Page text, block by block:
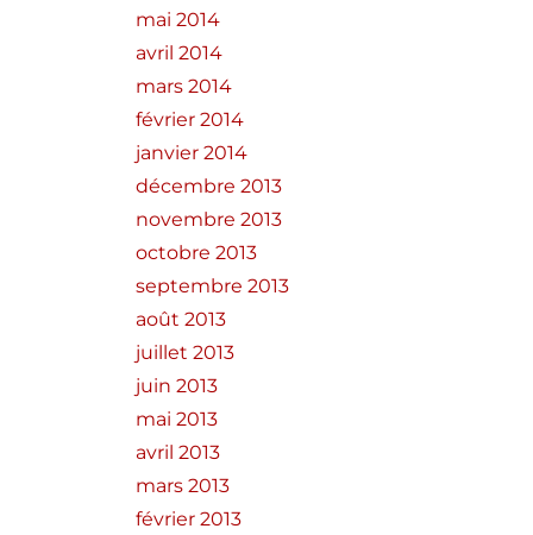
mai 2014
avril 2014
mars 2014
février 2014
janvier 2014
décembre 2013
novembre 2013
octobre 2013
septembre 2013
août 2013
juillet 2013
juin 2013
mai 2013
avril 2013
mars 2013
février 2013